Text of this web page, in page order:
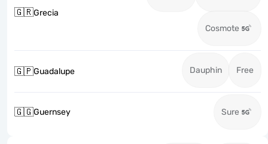
🇬🇷Grecia
Cosmote
🇬🇵Guadalupe Dauphin Free
🇬🇬Guernsey Sure